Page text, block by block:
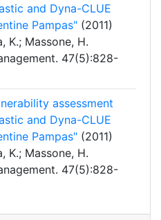
and Dyna-CLUE
Pampas" (2011)
K.; Massone, H.
47(5):828-
assessment
and Dyna-CLUE
Pampas" (2011)
K.; Massone, H.
47(5):828-